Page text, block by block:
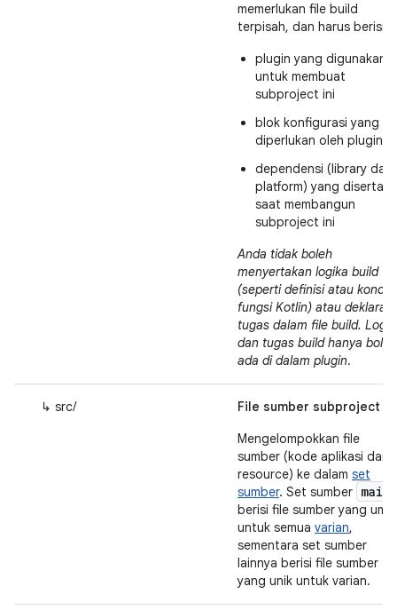
memerlukan file build
terpisah, dan harus berisi
plugin yang digunakan
untuk membuat
subproject ini
blok konfigurasi yang
diperlukan oleh plugin
dependensi (library dan
platform) yang
saat membangun
subproject ini
Anda tidak boleh
menyertakan logika build
(seperti definisi atau kondisi
fungsi Kotlin) atau deklarasi
tugas dalam file build.
dan tugas build hanya boleh
ada di dalam plugin.
↳ src/
File sumber subproject
Mengelompokkan file
sumber (kode aplikasi dan
resource) ke dalam set
sumber. Set sumber main
berisi file sumber yang
untuk semua varian,
sementara set sumber
lainnya berisi file sumber
yang unik untuk varian.